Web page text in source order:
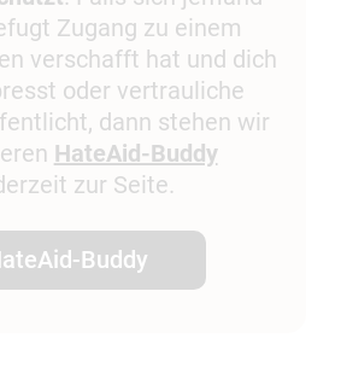
Zugang zu einem
verschafft hat und dich
oder vertrauliche
dann stehen wir
HateAid-Buddy
zur Seite.
Buddy